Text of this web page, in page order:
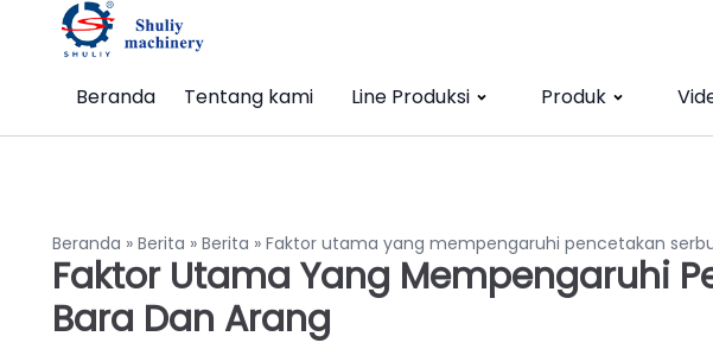
Beranda Tentang kami Line Produksi Produk
Beranda » Berita » Berita » Faktor utama yang mempengaruhi pencetakan
Faktor Utama Yang Mempengaruhi
Bara Dan Arang